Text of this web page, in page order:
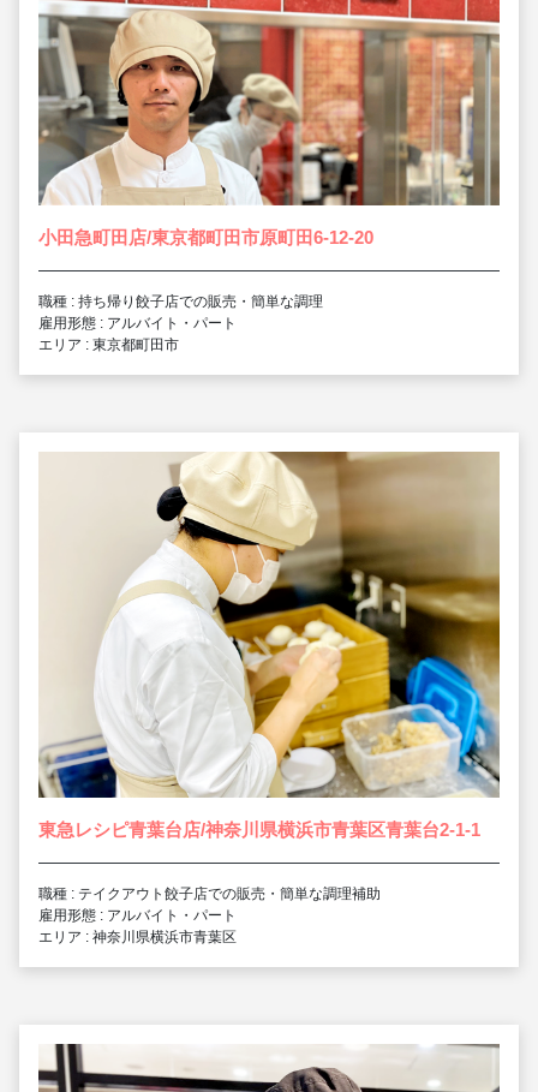
小田急町田店/東京都町田市原町田6-12-20
職種 : 持ち帰り餃子店での販売・簡単な調理
雇用形態 : アルバイト・パート
エリア : 東京都町田市
東急レシピ青葉台店/神奈川県横浜市青葉区青葉台2-1-1
職種 : テイクアウト餃子店での販売・簡単な調理補助
雇用形態 : アルバイト・パート
エリア : 神奈川県横浜市青葉区